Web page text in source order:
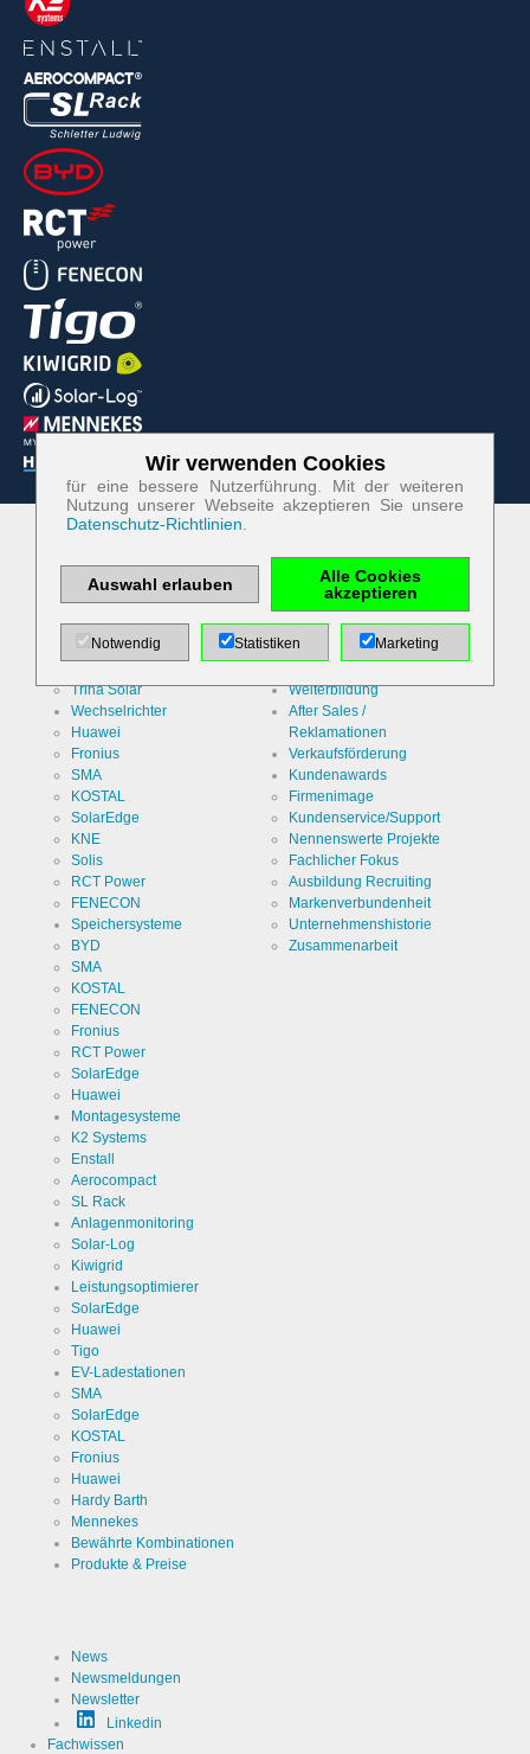
Unsere Marken
Solarmodule
Luxor Solar
Jinko Solar
LONGi Solar
Trina Solar
Wechselrichter
Huawei
Fronius
SMA
KOSTAL
SolarEdge
KNE
Solis
RCT Power
FENECON
Speichersysteme
BYD
SMA
KOSTAL
FENECON
Fronius
RCT Power
SolarEdge
Huawei
Montagesysteme
K2 Systems
Enstall
Aerocompact
SL Rack
Anlagenmonitoring
Solar-Log
Kiwigrid
Leistungsoptimierer
SolarEdge
Huawei
Tigo
EV-Ladestationen
SMA
SolarEdge
KOSTAL
Fronius
Huawei
Hardy Barth
Mennekes
Bewährte Kombinationen
Produkte & Preise
News
Newsmeldungen
Newsletter
Linkedin
Leistungen
Systemkalkulator
Web-Konfigurator
Fachberatung
Lager/Logistik
Weiterbildung
After Sales /
Reklamationen
Verkaufsförderung
Kundenawards
Firmenimage
Kundenservice/Support
Nennenswerte Projekte
Fachlicher Fokus
Ausbildung Recruiting
Markenverbundenheit
Unternehmenshistorie
Zusammenarbeit
Fachwissen
Zum Betrieb der Seite notwendige Cookies:
Name
PHP
Anbieter
EWS GmbH
& Co. KG
Zweck
Absicherung
Kontaktformular
/ SPAM
Schutz
Cookie Name PHPSESSID
Cookie Laufzeit
Name
Cookiespeicherung
Entscheidungscookie
Anbieter
Zweck
Cookie Laufzeit
Cookies die zur Auswertung der Benutzerstatistik
Name
Google
Anbieter
Google
LLC
Zweck
Cookie Laufzeit
Cookies die zur Auswertung des Benutzerverhaltens
Anbieter
Zweck
Wir verwenden Cookies
für eine bessere Nutzerführung. Mit der weiteren
Nutzung unserer Webseite akzeptieren Sie unsere
Datenschutz-Richtlinien
Auswahl erlauben
Alle Cookies
akzeptieren
Notwendig Statistiken Marketing